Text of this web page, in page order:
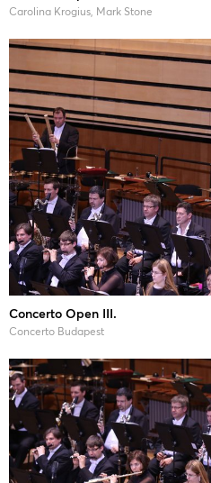
Carolina Krogius, Mark Stone
Concerto Open III.
Concerto Budapest